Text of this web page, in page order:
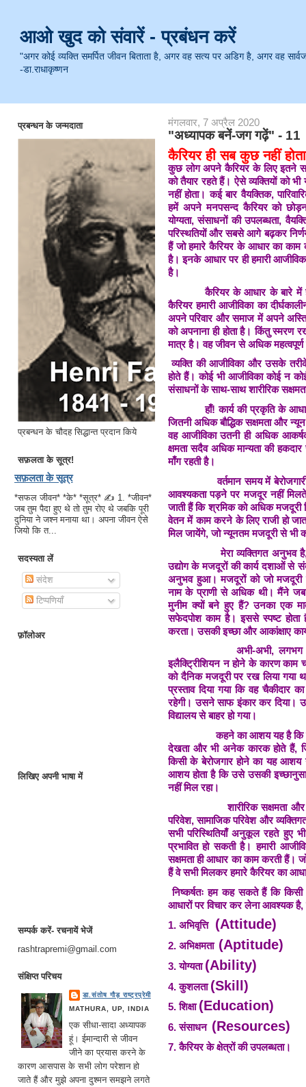
आओ खुद को संवारें - प्रबंधन करें
"अगर कोई व्यक्ति समर्पित जीवन बिताता है, अगर वह सत्य पर अडिग है, अगर वह
-डा.राधाकृष्णन
प्रबन्धन के जन्मदाता
प्रबन्धन के चौदह सिद्धान्त प्रदान किये
सफ़लता के सूत्र!
सफ़लता के सूत्र
*सफल जीवन* *के* *सूत्र* ✍ 1. *जीवन*
जब तुम पैदा हुए थे तो तुम रोए थे जबकि पूरी
दुनिया ने जश्न मनाया था। अपना जीवन ऐसे
जियो कि त...
सदस्यता लें
संदेश
टिप्पणियाँ
फ़ॉलोअर
लिखिए अपनी भाषा में
सम्पर्क करें- रचनायें भेजें
rashtrapremi@gmail.com
संक्षिप्त परिचय
डा.संतोष गौड़ राष्ट्रप्रेमी
MATHURA, UP, INDIA
एक सीधा-सादा अध्यापक
हूं। ईमान्दारी से जीवन
जीने का प्रयास करने के
कारण आसपास के सभी लोग परेशान हो
जाते हैं और मुझे अपना दुश्मन समझने लगते
मंगलवार, 7 अप्रैल 2020
"अध्यापक बनें-जग गढ़ें" - 11
कैरियर ही सब कुछ नहीं होता
कुछ लोग अपने कैरियर के लिए इतने
को तैयार रहते हैं। ऐसे व्यक्तियों को
नहीं होता। कई बार वैयक्तिक,
हमें अपने मनपसन्द कैरियर को
योग्यता, संसाधनों की उपलब्धता,
परिस्थतियों और सबसे आगे बढ़कर
हैं जो हमारे कैरियर के आधार का
है। इनके आधार पर ही हमारी
है।
कैरियर के आधार के बारे में हम
कैरियर हमारी आजीविका का
अपने परिवार और समाज में अपने
को अपनाना ही होता है। किंतु
मात्र है। वह जीवन से अधिक
व्यक्ति की आजीविका और उसके
होते हैं। कोई भी आजीविका कोई न
संसाधनों के साथ-साथ शारीरिक
हाँ! कार्य की प्रकृति के
जितनी अधिक बौद्धिक सक्षमता और
वह आजीविका उतनी ही अधिक आकर्षक
क्षमता सदैव अधिक मान्यता की
माँग रहती है।
वर्तमान समय में
आवश्यकता पड़ने पर मजदूर नहीं
जाती हैं कि श्रमिक को अधिक
वेतन में काम करने के लिए राजी हो
मिल जायेंगे, जो न्यूनतम मजदूरी से भी
मेरा व्यक्तिगत अनुभव
उद्योग के मजदूरों की कार्य दशाओं से
अनुभव हुआ। मजदूरों को जो मजदूरी
नाम के प्राणी से अधिक थी। मैंने
मुनीम क्यों बने हुए हैं? उनका एक
सफेदपोश काम है। इससे स्पष्ट होता
करता। उसकी इच्छा और आकांक्षाए
अभी-अभी, लगभग
इलैक्ट्रिीशियन न होने के कारण काम
को दैनिक मजदूरी पर रख लिया गया
प्रस्ताव दिया गया कि वह चैकीदार
रहेगी। उसने साफ इंकार कर दिया।
विद्यालय से बाहर हो गया।
कहने का आशय यह है कि
देखता और भी अनेक कारक होते हैं,
किसी के बेरोजगार होने का यह आशय
आशय होता है कि उसे उसकी
नहीं मिल रहा।
शारीरिक सक्षमता और
परिवेश, सामाजिक परिवेश और
सभी परिस्थितियाँ अनुकूल रहते हुए
प्रभावित हो सकती है। हमारी
सक्षमता ही आधार का काम करती हैं।
हैं वे सभी मिलकर हमारे कैरियर का
निष्कर्षतः हम कह सकते हैं कि
आधारों पर विचार कर लेना आवश्यक है,
1. अभिवृत्ति (Attitude)
2. अभिक्षमता (Aptitude)
3. योग्यता(Ability)
4. कुशलता(Skill)
5. शिक्षा(Education)
6. संसाधन (Resources)
7. कैरियर के क्षेत्रों की उपलब्धता।